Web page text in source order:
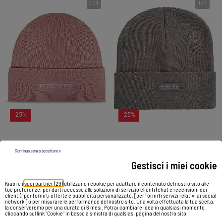
Gestisci i miei cookie
Kiabi e i suoi partner (29)utilizzano i cookie per adattare il contenuto del nostro sito alle
tue preferenze, per darti accesso alle soluzioni di servizio clienti (chat e recensioni dei
clienti), per fornirti offerte e pubblicità personalizzate, [per fornirti servizi relativi ai social
network ] o per misurare le performance del nostro sito. Una volta effettuata la tua scelta,
la conserveremo per una durata di 6 mesi. Potrai cambiare idea in qualsiasi momento
cliccando sul link "Cookie" in basso a sinistra di qualsiasi pagina del nostro sito.
Continua senza accettare x
1 / 1
-25%
Vedi prodotto
1 / 1
-25%
39,90 €
29,99 €
Vedi prodotto